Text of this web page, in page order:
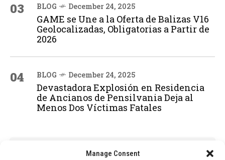
Manage Consent
03 BLOG December 24, 2025
GAME se Une a la Oferta de Balizas V16
Geolocalizadas, Obligatorias a Partir de
2026
04 BLOG December 24, 2025
Devastadora Explosión en Residencia
de Ancianos de Pensilvania Deja al
Menos Dos Víctimas Fatales